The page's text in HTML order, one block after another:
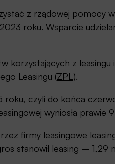
z rządowej pomocy
roku. Wsparcie
korzystających z
Leasingu (ZPL ).
roku, czyli do końca
wyniosła prawie
firmy leasingowe
stanowił leasing – 1,29